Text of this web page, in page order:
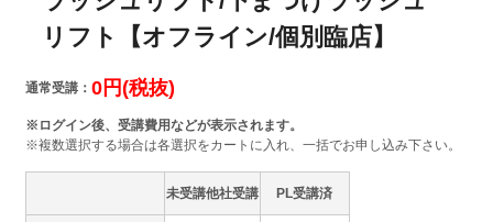
リフト【オフライン/個別臨店】
通常受講： 0円(税抜)
※ログイン後、受講費用などが表示されます。
※複数選択する場合は各選択をカートに入れ、一括でお申し込み下さい。
未受講他社受講 PL受講済